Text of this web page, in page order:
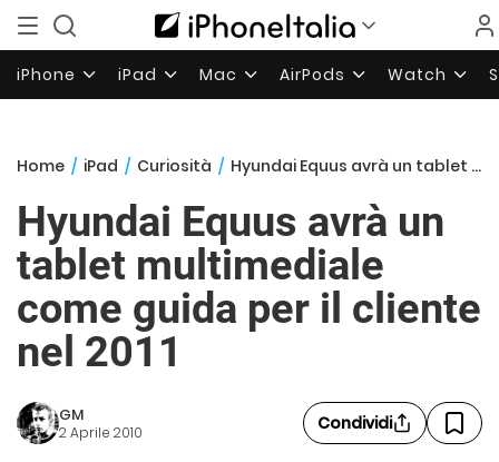
iPhone iPad Mac AirPods Watch
Home / iPad / Curiosità / Hyundai Equus avrà un tablet multimediale come guida per il cliente nel 2011
Hyundai Equus avrà un
tablet multimediale
come guida per il cliente
nel 2011
GM
2 Aprile 2010 Condividi